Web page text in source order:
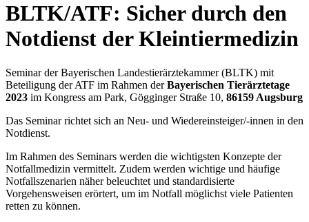
BLTK/ATF: Sicher durch den
Notdienst der Kleintiermedizin
Seminar der Bayerischen Landestierärztekammer (BLTK) mit
Beteiligung der ATF im Rahmen derBayerischen Tierärztetage
2023 im Kongress am Park, Gögginger Straße 10, 86159 Augsburg
Das Seminar richtet sich an Neu- und Wiedereinsteiger/-innen in den
Notdienst.
Im Rahmen des Seminars werden die wichtigsten Konzepte der
Notfallmedizin vermittelt. Zudem werden wichtige und häufige
Notfallszenarien näher beleuchtet und standardisierte
Vorgehensweisen erörtert, um im Notfall möglichst viele Patienten
retten zu können.